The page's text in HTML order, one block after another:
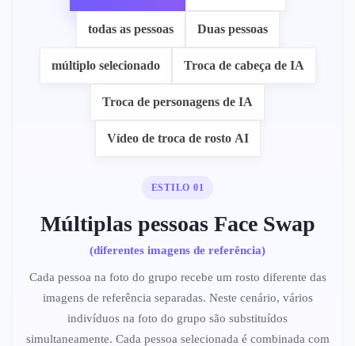
todas as pessoas Duas pessoas
múltiplo selecionado Troca de cabeça de IA
Troca de personagens de IA
Vídeo de troca de rosto AI
ESTILO 01
Múltiplas pessoas Face Swap
(diferentes imagens de referência)
Cada pessoa na foto do grupo recebe um rosto diferente das
imagens de referência separadas. Neste cenário, vários
indivíduos na foto do grupo são substituídos
simultaneamente. Cada pessoa selecionada é combinada com